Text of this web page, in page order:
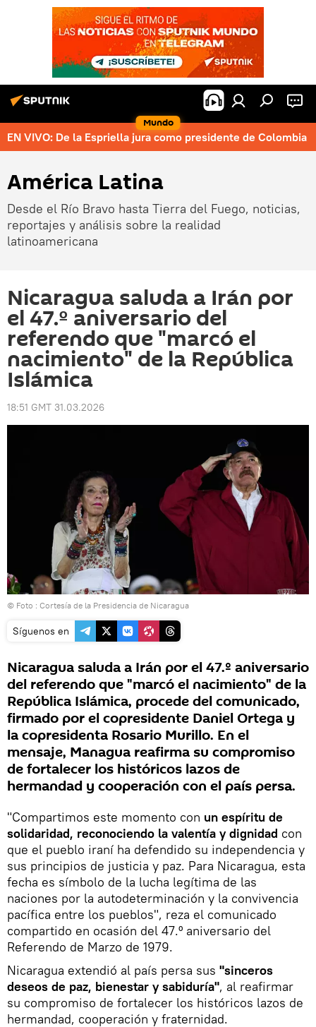
Mundo
EN VIVO: De la Espriella jura como presidente de Colombia
América Latina
Desde el Río Bravo hasta Tierra del Fuego, noticias,
reportajes y análisis sobre la realidad
latinoamericana
Nicaragua saluda a Irán por
el 47.º aniversario del
referendo que "marcó el
nacimiento" de la República
Islámica
18:51 GMT 31.03.2026
© Foto : Cortesía de la Presidencia de Nicaragua
Síguenos en
Nicaragua saluda a Irán por el 47.º aniversario
del referendo que "marcó el nacimiento" de la
República Islámica, procede del comunicado,
firmado por el copresidente Daniel Ortega y
la copresidenta Rosario Murillo. En el
mensaje, Managua reafirma su compromiso
de fortalecer los históricos lazos de
hermandad y cooperación con el país persa.
"Compartimos este momento con un espíritu de
solidaridad, reconociendo la valentía y dignidad con
que el pueblo iraní ha defendido su independencia y
sus principios de justicia y paz. Para Nicaragua, esta
fecha es símbolo de la lucha legítima de las
naciones por la autodeterminación y la convivencia
pacífica entre los pueblos", reza el comunicado
compartido en ocasión del 47.º aniversario del
Referendo de Marzo de 1979.
Nicaragua extendió al país persa sus "sinceros
deseos de paz, bienestar y sabiduría", al reafirmar
su compromiso de fortalecer los históricos lazos de
hermandad, cooperación y fraternidad.